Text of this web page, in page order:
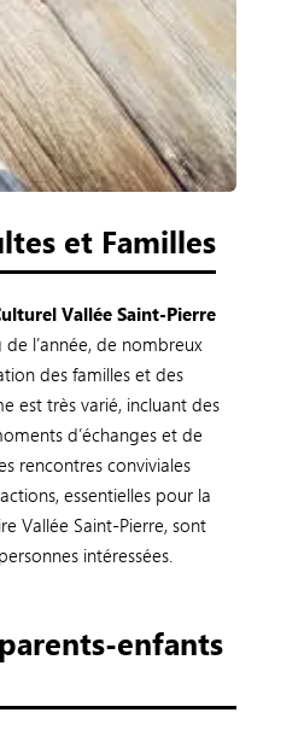
et Familles
Vallée Saint-Pierre
l’année, de nombreux
des familles et des
est très varié, incluant des
d’échanges et de
rencontres conviviales
essentielles pour la
Vallée Saint-Pierre, sont
intéressées.
enfants